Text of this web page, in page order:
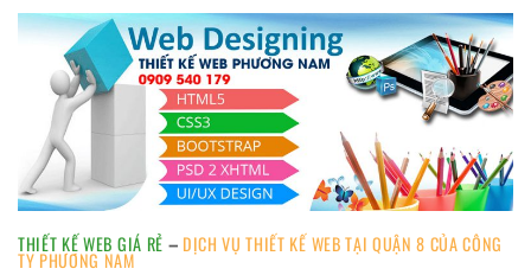
THIẾT KẾ WEB GIÁ RẺ – DỊCH VỤ THIẾT KẾ WEB TẠI QUẬN 8 CỦA CÔNG
TY PHƯƠNG NAM